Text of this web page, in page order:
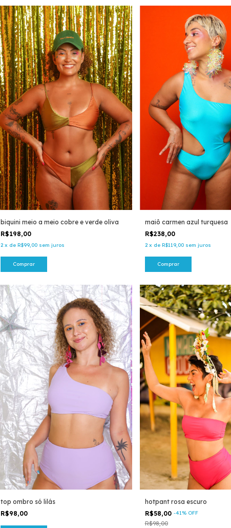
biquini meio a meio cobre e verde oliva
R$198,00
2 x deR$99,00 sem juros
Comprar
maiô carmen azul turquesa
R$238,00
2 x de R$119,00 sem juros
Comprar
top ombro só lilás
R$98,00
hotpant rosa escuro
R$58,00 -41 % OFF
R$98,00